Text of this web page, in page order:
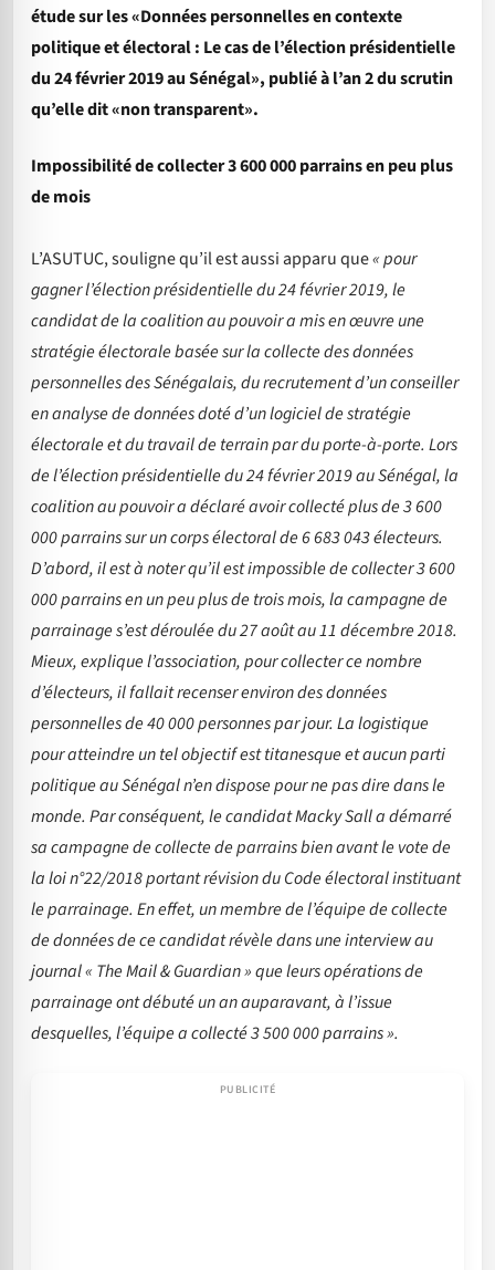
étude sur les «Données personnelles en contexte
politique et électoral : Le cas de l’élection présidentielle
du 24 février 2019 au Sénégal», publié à l’an 2 du scrutin
qu’elle dit «non transparent».
Impossibilité de collecter 3 600 000 parrains en peu plus
de mois
L’ASUTUC, souligne qu’il est aussi apparu que« pour
gagner l’élection présidentielle du 24 février 2019, le
candidat de la coalition au pouvoir a mis en œuvre une
stratégie électorale basée sur la collecte des données
personnelles des Sénégalais, du recrutement d’un conseiller
en analyse de données doté d’un logiciel de stratégie
électorale et du travail de terrain par du porte-à-porte. Lors
de l’élection présidentielle du 24 février 2019 au Sénégal, la
coalition au pouvoir a déclaré avoir collecté plus de 3 600
000 parrains sur un corps électoral de 6 683 043 électeurs.
D’abord, il est à noter qu’il est impossible de collecter 3 600
000 parrains en un peu plus de trois mois, la campagne de
parrainage s’est déroulée du 27 août au 11 décembre 2018.
Mieux, explique l’association, pour collecter ce nombre
d’électeurs, il fallait recenser environ des données
personnelles de 40 000 personnes par jour. La logistique
pour atteindre un tel objectif est titanesque et aucun parti
politique au Sénégal n’en dispose pour ne pas dire dans le
monde. Par conséquent, le candidat Macky Sall a démarré
sa campagne de collecte de parrains bien avant le vote de
la loi n°22/2018 portant révision du Code électoral instituant
le parrainage. En effet, un membre de l’équipe de collecte
de données de ce candidat révèle dans une interview au
journal « The Mail & Guardian » que leurs opérations de
parrainage ont débuté un an auparavant, à l’issue
desquelles, l’équipe a collecté 3 500 000 parrains ».